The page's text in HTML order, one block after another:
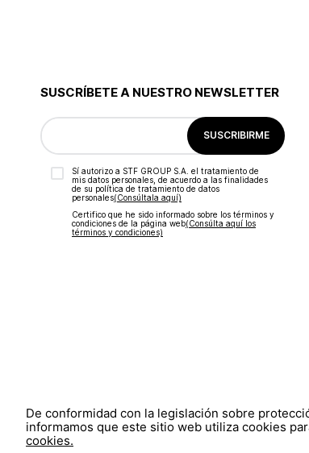
SUSCRÍBETE A NUESTRO NEWSLETTER
SUSCRIBIRME
Sí autorizo a STF GROUP S.A. el tratamiento de
mis datos personales, de acuerdo a las finalidades
de su política de tratamiento de datos
personales‎(Consúltala aquí)
Certifico que he sido informado sobre los términos y
condiciones de la página web‎(Consúlta aquí los
términos y condiciones)
De conformidad con la legislación sobre
informamos que este sitio web utiliza cookies
cookies.